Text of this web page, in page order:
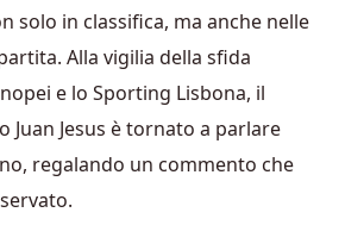
solo in classifica, ma anche nelle
Alla vigilia della sfida
e lo Sporting Lisbona, il
Juan Jesus è tornato a parlare
regalando un commento che